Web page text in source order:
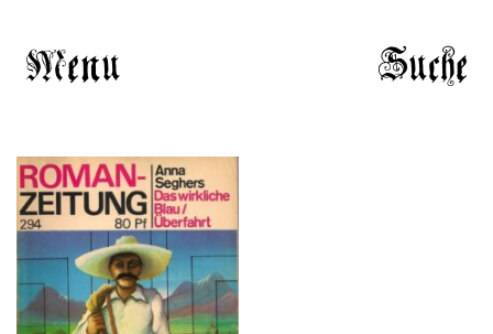
Menu Suche
ROMAN-ZEITUNG 294